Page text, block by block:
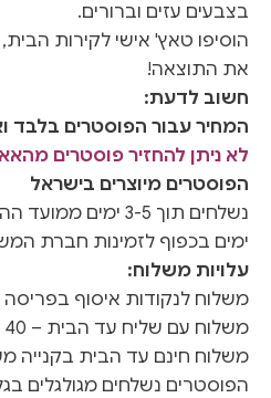
בצבעים עזים וברורים.
הוסיפו טאץ' אישי לקירות
את התוצאה!
חשוב לדעת:
המחיר עבור הפוסטרים בלבד
לא ניתן להחזיר פוסטרים
הפוסטרים מיוצרים בישראל
ימים בכפוף לזמינות חברת
עלויות משלוח:
משלוח לנקודות איסוף בפריסה
משלוח עם שליח עד הבית – 40 ש"ח
משלוח חינם עד הבית בקנייה מעל 500
הפוסטרים נשלחים מגולגלים